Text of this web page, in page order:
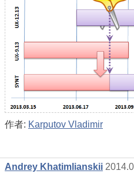
作者: Karputov Vladimir
Andrey Khatimlianskii